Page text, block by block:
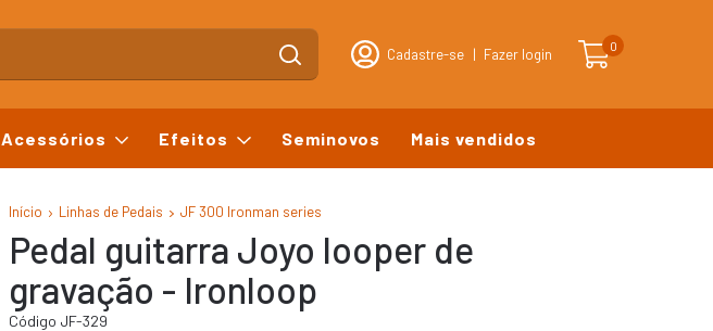
Cadastre-se | Fazer login 0
Acessórios Efeitos Seminovos Mais vendidos
Início Linhas de Pedais JF 300 Ironman series
Pedal guitarra Joyo looper de
gravação - Ironloop
Código JF-329